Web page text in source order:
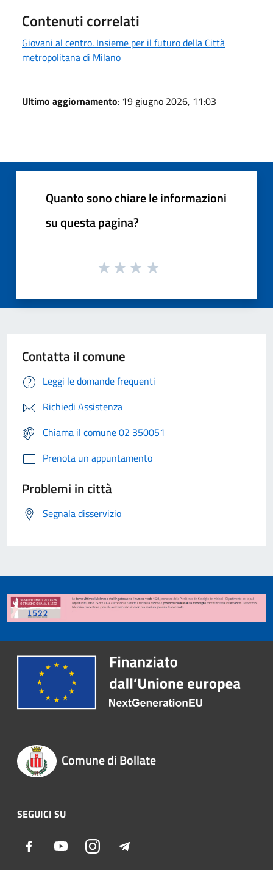
Contenuti correlati
Giovani al centro. Insieme per il futuro della Città
metropolitana di Milano
Ultimo aggiornamento: 19 giugno 2026, 11:03
Quanto sono chiare le informazioni
su questa pagina?
Contatta il comune
Leggi le domande frequenti
Richiedi Assistenza
Chiama il comune 02 350051
Prenota un appuntamento
Problemi in città
Segnala disservizio
Comune di Bollate
SEGUICI SU
Facebook YoutubeInstagram